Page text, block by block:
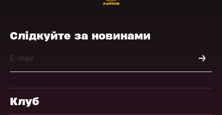
Слідкуйте за новинами
Клуб